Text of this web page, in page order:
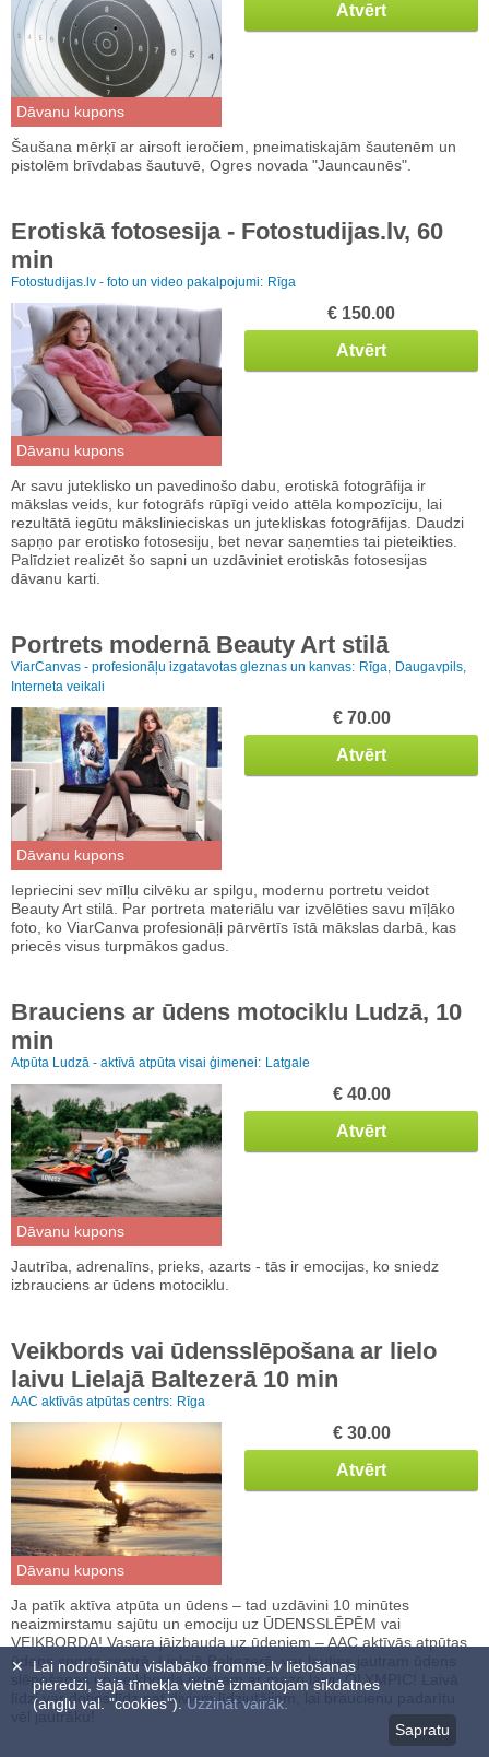
Dāvanu kupons
Atvērt
Šaušana mērķī ar airsoft ieročiem, pneimatiskajām šautenēm un
pistolēm brīvdabas šautuvē, Ogres novada "Jauncaunēs".
Erotiskā fotosesija - Fotostudijas.lv, 60
min
Fotostudijas.lv - foto un video pakalpojumi: Rīga
Dāvanu kupons
€ 150.00
Atvērt
Ar savu juteklisko un pavedinošo dabu, erotiskā fotogrāfija ir
mākslas veids, kur fotogrāfs rūpīgi veido attēla kompozīciju, lai
rezultātā iegūtu mākslinieciskas un jutekliskas fotogrāfijas. Daudzi
sapņo par erotisko fotosesiju, bet nevar saņemties tai pieteikties.
Palīdziet realizēt šo sapni un uzdāviniet erotiskās fotosesijas
dāvanu karti.
Portrets modernā Beauty Art stilā
ViarCanvas - profesionāļu izgatavotas gleznas un kanvas: Rīga,
Daugavpils,
Interneta veikali
Dāvanu kupons
€ 70.00
Atvērt
Iepriecini sev mīlļu cilvēku ar spilgu, modernu portretu veidot
Beauty Art stilā. Par portreta materiālu var izvēlēties savu mīļāko
foto, ko ViarCanva profesionāļi pārvērtīs īstā mākslas darbā, kas
priecēs visus turpmākos gadus.
Brauciens ar ūdens motociklu Ludzā, 10
min
Atpūta Ludzā - aktīvā atpūta visai ģimenei: Latgale
Dāvanu kupons
€ 40.00
Atvērt
Jautrība, adrenalīns, prieks, azarts - tās ir emocijas, ko sniedz
izbrauciens ar ūdens motociklu.
Veikbords vai ūdensslēpošana ar lielo
laivu Lielajā Baltezerā 10 min
AAC aktīvās atpūtas centrs: Rīga
Dāvanu kupons
€ 30.00
Atvērt
Ja patīk aktīva atpūta un ūdens – tad uzdāvini 10 minūtes
neaizmirstamu sajūtu un emociju uz ŪDENSSLĒPĒM vai
VEIKBORDA! Vasara jāizbauda uz ūdeņiem – AAC aktīvās atpūtas
ūdens sporta centrā, Lielajā Baltezerā, var ļauties jautram ūdens
slēpošanas un veikborda priekam ar mazo laivu OLYMPIC! Laivā
līdzi var doties līdz pat diviem līdzjutējiem, lai braucienu padarītu
vēl jautrāku!
Lai nodrošinātu vislabāko fromme.lv lietošanas
pieredzi, šajā tīmekļa vietnē izmantojam sīkdatnes
(angļu val. "cookies"). Uzzināt vairāk.
Sapratu
✕